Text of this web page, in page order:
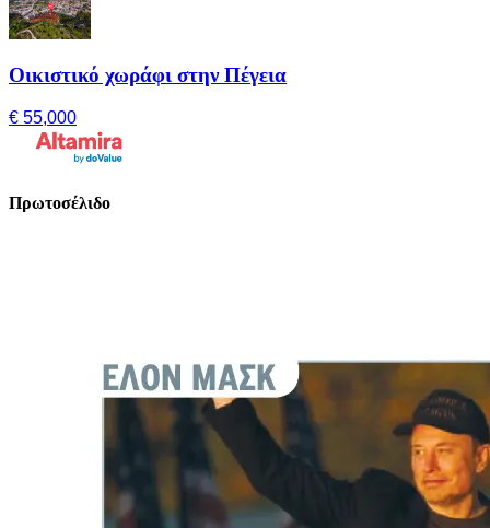
Οικιστικό χωράφι στην Πέγεια
€ 55,000
Πρωτοσέλιδο